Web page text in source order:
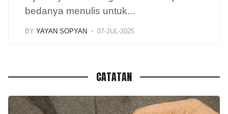
bedanya menulis untuk...
BY YAYAN SOPYAN 07-JUL-2025
CATATAN